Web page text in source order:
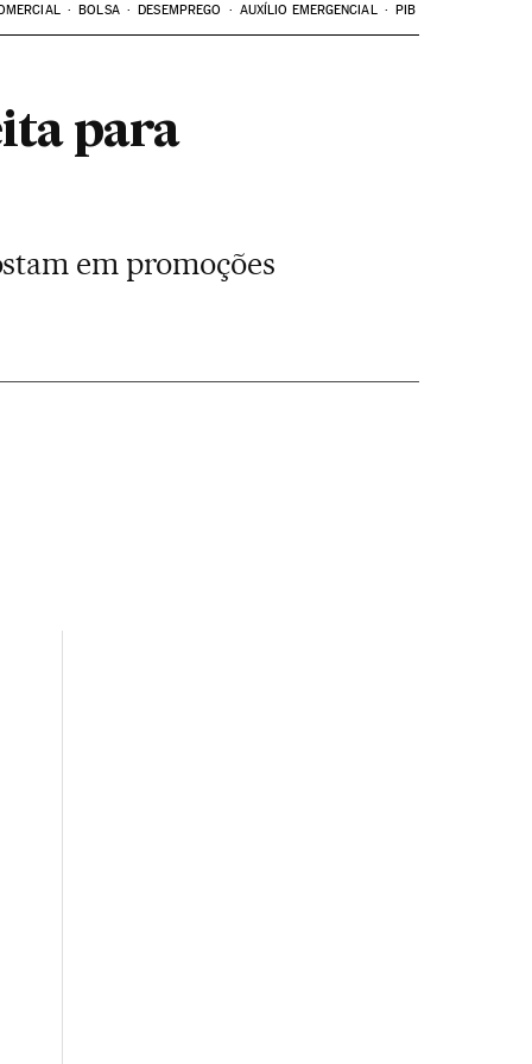
BOLSA DESEMPREGO AUXÍLIO EMERGENCIAL PIB
para
em promoções